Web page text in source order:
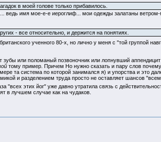
в моей голове только прибавилось.
ведь имя мое-е-е иероглиф... мои одежды залатаны
- все относительно, и держится на понятиях.
ученного 80-х, но лично у меня с "той группой
или поломаный позвоночник или лопнувший
тому пример. Причем Но нужно сказать и пару слов почему
та система по которой занимался я) и упорства и это
и разделением труда просто не оставляет шансов
"всех этих йог" уже давно утратила связь с
в лучшем случае как на чудаков.